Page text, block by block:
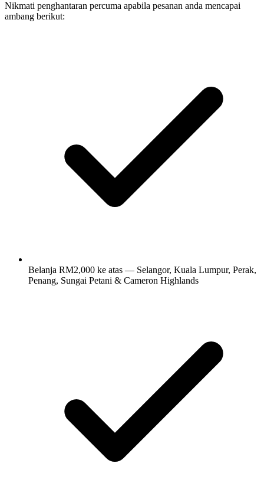
Nikmati penghantaran percuma apabila pesanan anda mencapai
ambang berikut:
Belanja RM2,000 ke atas — Selangor, Kuala Lumpur, Perak,
Penang, Sungai Petani & Cameron Highlands